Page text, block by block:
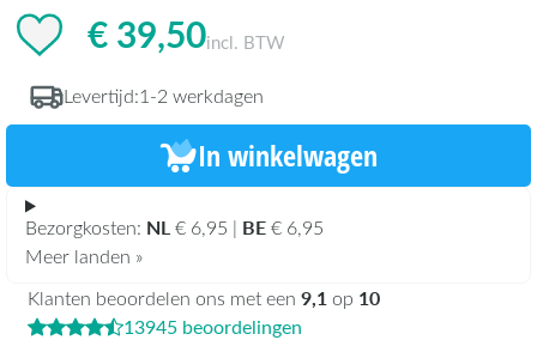
€ 39,50incl. BTW
Levertijd:1-2 werkdagen
In winkelwagen
Bezorgkosten: NL € 6,95 | BE€ 6,95
Meer landen »
Klanten beoordelen ons met een 9,1 op 10
13945 beoordelingen